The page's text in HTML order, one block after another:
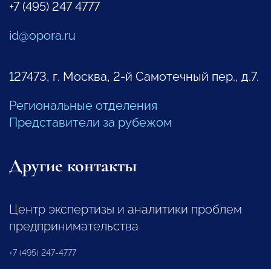
+7 (495) 247 4777
id@opora.ru
127473, г. Москва, 2-й Самотечный пер., д.7.
Региональные отделения
Представители за рубежом
Другие контакты
Центр экспертизы и аналитики проблем
предпринимательства
+7 (495) 247-4777